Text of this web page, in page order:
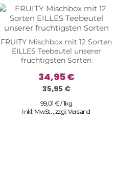
FRUITY Mischbox mit 12 Sorten
EILLES Teebeutel unserer
fruchtigsten Sorten
34,95 €
35,95 €
99,01 € / 1kg
Inkl. MwSt.,zzgl.Versand